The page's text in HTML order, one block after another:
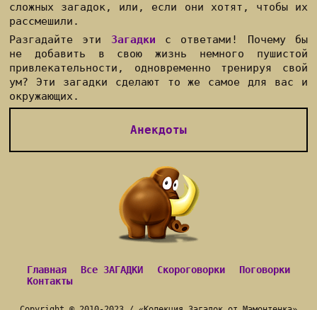
сложных загадок, или, если они хотят, чтобы их
рассмешили.
Разгадайте эти Загадки с ответами! Почему бы
не добавить в свою жизнь немного пушистой
привлекательности, одновременно тренируя свой
ум? Эти загадки сделают то же самое для вас и
окружающих.
Анекдоты
Главная Все ЗАГАДКИ Скороговорки
Поговорки
Контакты